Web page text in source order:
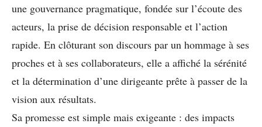
une gouvernance pragmatique, fondée sur l’écoute des
acteurs, la prise de décision responsable et l’action
rapide. En clôturant son discours par un hommage à ses
proches et à ses collaborateurs, elle a affiché la sérénité
et la détermination d’une dirigeante prête à passer de la
vision aux résultats.
Sa promesse est simple mais exigeante : des impacts